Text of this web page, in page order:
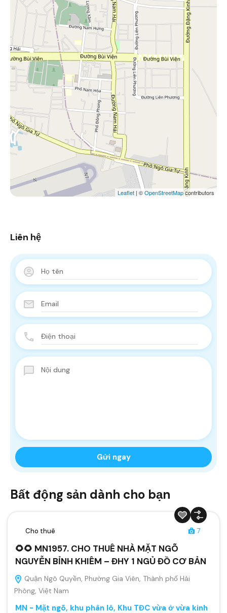
Leaflet | ©OpenStreetMapcontributors
Liên hệ
Bất động sản dành cho bạn
Cho thuê 7
🌻🌻 MN1957. CHO THUÊ NHÀ MẶT NGÕ
NGUYỄN BỈNH KHIÊM – ĐHY 1 NGỦ ĐỒ CƠ BẢN
Quận Ngô Quyền, Phường Gia Viên, Thành phố Hải
Phòng, Việt Nam
MN - Mặt ngõ, khu phân lô, Khu TĐC vừa ở vừa kinh